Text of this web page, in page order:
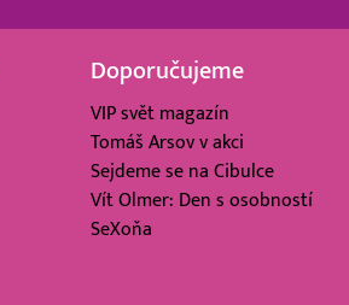
Doporučujeme
VIP svět magazín
Tomáš Arsov v akci
Sejdeme se na Cibulce
Vít Olmer: Den s osobností
SeXoňa